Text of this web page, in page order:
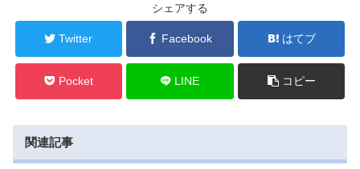
シェアする
Twitter Facebook はてブ
Pocket LINE コピー
関連記事